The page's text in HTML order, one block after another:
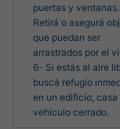
puertas y
Retirá o asegurá
que puedan ser
arrastrados por el
6- Si estás al aire
buscá refugio
en un edificio, casa
vehículo cerrado.